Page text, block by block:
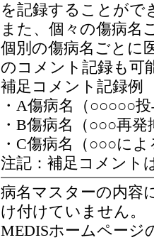
を記録することがで
また、個々の傷病名
個別の傷病名ごとに
のコメント記録も可
補足コメント記録例
・A傷病名（○○○○○
・B傷病名（○○○再
・C傷病名（○○○に
注記：補足コメント
病名マスターの内容
け付けていません。
MEDISホームページ